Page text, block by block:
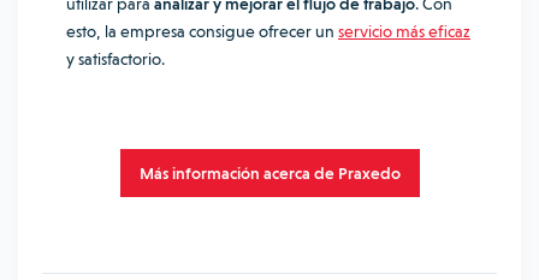
esto, la empresa consigue ofrecer un servicio más eficaz
y satisfactorio.
Más información acerca de Praxedo